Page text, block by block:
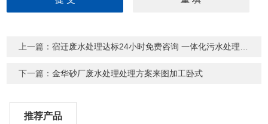
上一篇：宿迁废水处理达标24小时免费咨询 一体化污水处理设备
下一篇：金华砂厂废水处理处理方案来图加工卧式
推荐产品